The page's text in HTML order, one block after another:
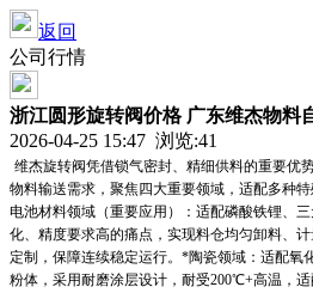
返回
公司行情
浙江圆形旋转阀价格 广东维杰物料
2026-04-25 15:47 浏览:41
维杰旋转阀凭借锁气密封、精细供料的重要优
物料输送需求，聚焦四大重要领域，适配多种
电池材料领域（重要应用）：适配磷酸铁锂、
化、精度要求高的痛点，实现料仓均匀卸料、
定制，保障连续稳定运行。*陶瓷领域：适配氧
粉体，采用耐磨涂层设计，耐受200℃+高温，